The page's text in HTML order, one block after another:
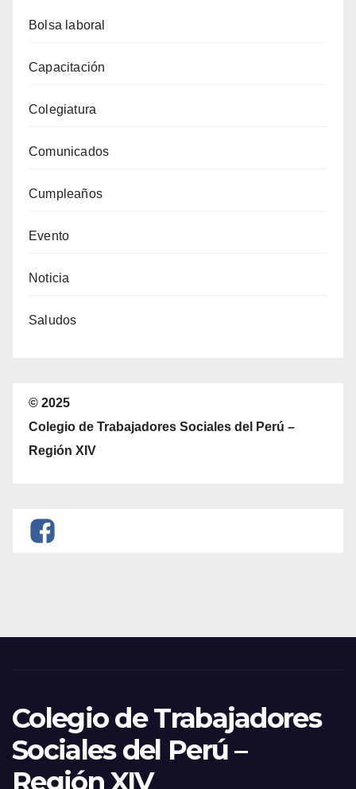
Bolsa laboral
Capacitación
Colegiatura
Comunicados
Cumpleaños
Evento
Noticia
Saludos
© 2025
Colegio de Trabajadores Sociales del Perú –
Región XIV
Colegio de Trabajadores
Sociales del Perú –
Región XIV